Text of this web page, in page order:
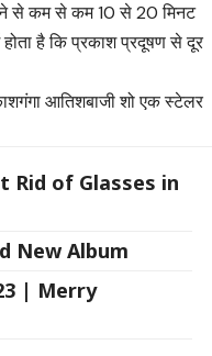
से कम से कम 10 से 20 मिनट
है कि प्रकाश प्रदूषण से दूर
आतिशबाजी शो एक स्टेलर
Rid of Glasses in
New Album
| Merry